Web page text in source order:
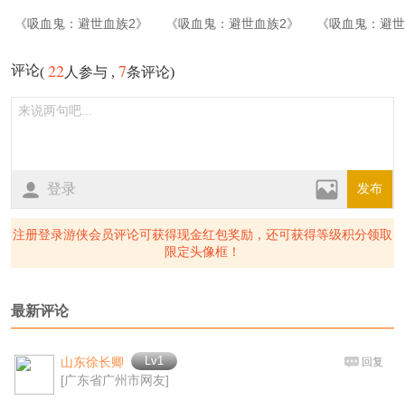
《吸血鬼：避世血族2》
《吸血鬼：避世血族2》
《吸血鬼：避
评论( 22人参与 , 7条评论)
登录 发布
注册登录游侠会员评论可获得现金红包奖励，还可获得等级积分领取
限定头像框！
最新评论
山东徐长卿 Lv1
[广东省广州市网友]
回复